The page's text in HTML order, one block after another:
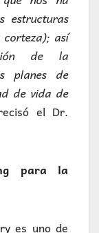
estructuras
corteza); así
de la
planes de
de vida de
el Dr.
para la
es uno de